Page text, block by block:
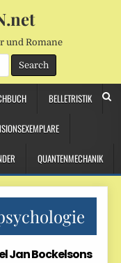
und Romane
BELLETRISTIK
QUANTENMECHANIK
Jan Bockelsons